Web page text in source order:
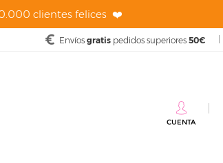
clientes felices ❤️
Envíos gratis pedidos superiores 50€
CUENTA